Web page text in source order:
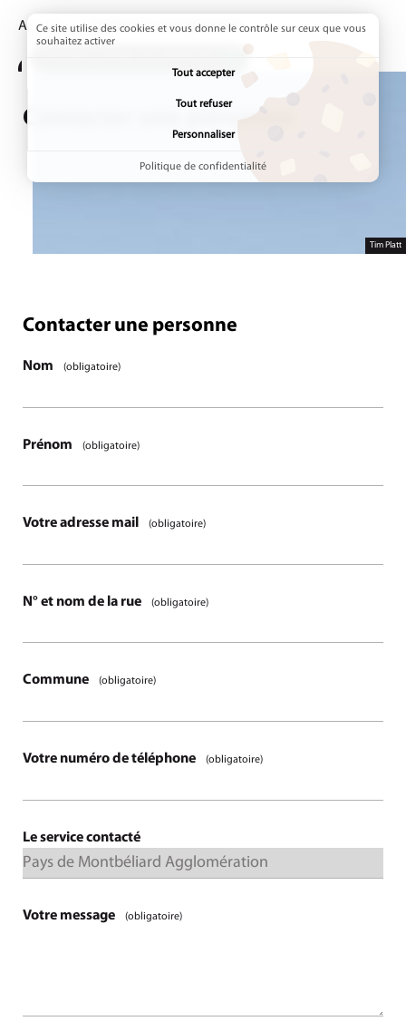
Accueil Page active :
Contacter une personne
Tim Platt
Contacter une personne
Étape1/1
Contacter une personne
Nom (obligatoire)
Prénom (obligatoire)
Votre adresse mail (obligatoire)
N° et nom de la rue (obligatoire)
Commune (obligatoire)
Votre numéro de téléphone (obligatoire)
Le service contacté
Votre message (obligatoire)
Ce site utilise des cookies et vous donne le contrôle sur ceux que vous
souhaitez activer
Tout accepter
Tout refuser
Personnaliser
Politique de confidentialité